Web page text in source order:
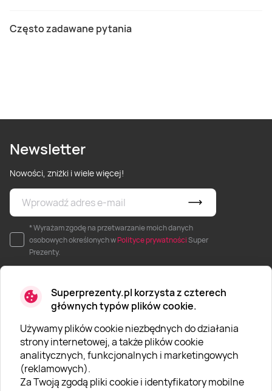
Superprezenty.pl korzysta z czterech
głównych typów plików cookie.
Używamy plików cookie niezbędnych do działania
strony internetowej, a także plików cookie
analitycznych, funkcjonalnych i marketingowych
(reklamowych).
Za Twoją zgodą pliki cookie i identyfikatory mobilne
Często zadawane pytania
Newsletter
Nowości, zniżki i wiele więcej!
* Wyrażam zgodę na przetwarzanie moich danych
osobowych określonych wPolityce prywatnościSuper
Prezenty.
O SUPERPREZENTY
O nas
Aktualności